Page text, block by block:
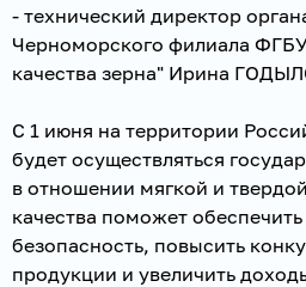
- технический директор
Черноморского филиала
качества зерна" Ирина
С 1 июня на территории
будет осуществляться
в отношении мягкой и
качества поможет
безопасность, повысить
продукции и увеличить